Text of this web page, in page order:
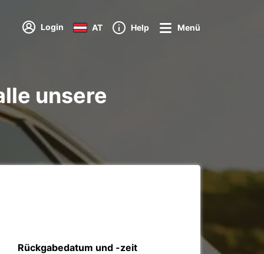
Login AT Help Menü
unsere
Rückgabedatum und -zeit